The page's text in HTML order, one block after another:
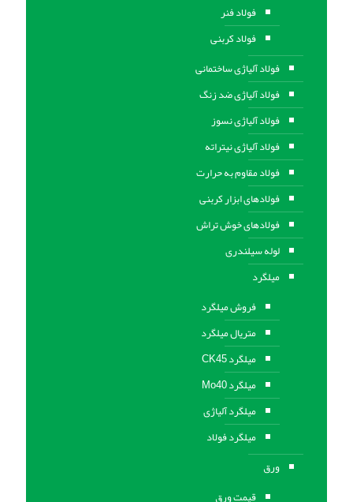
فولاد فنر
فولاد کربنی
فولاد آلیاژی ساختمانی
فولاد آلیاژی ضد زنگ
فولاد آلیاژی نسوز
فولاد آلیاژی نیتراته
فولاد مقاوم به حرارت
فولادهای ابزار کربنی
فولادهای خوش تراش
لوله سیلندری
میلگرد
فروش میلگرد
متریال میلگرد
میلگرد CK45
میلگرد Mo40
میلگرد آلیاژی
میلگرد فولاد
ورق
قیمت ورق